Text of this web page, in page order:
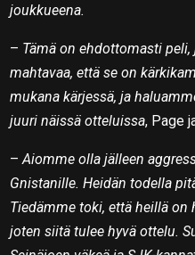
joukkueena.
– Tämä on ehdottomasti
mahtavaa, että se on
mukana kärjessä, ja
juuri näissä otteluissa, Page
–Aiomme olla jälleen
Gnistanille. Heidän todella
Tiedämme toki, että heillä on
joten siitä tulee hyvä ottelu.